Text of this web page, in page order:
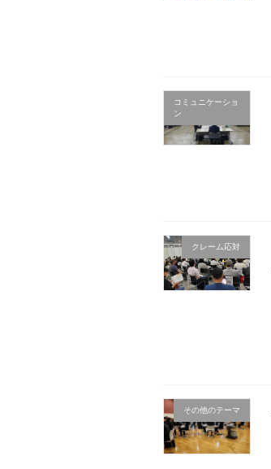
コミュニケーショ
ン
クレーム応対
その他のテーマ